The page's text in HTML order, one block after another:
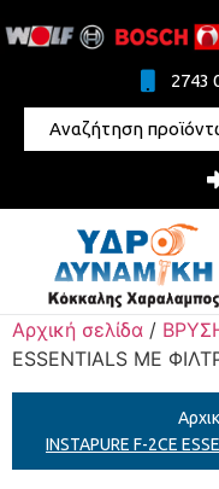
2743
Αρχική σελίδα /
ESSENTIALS ΜΕ
INSTAPURE F-2CE